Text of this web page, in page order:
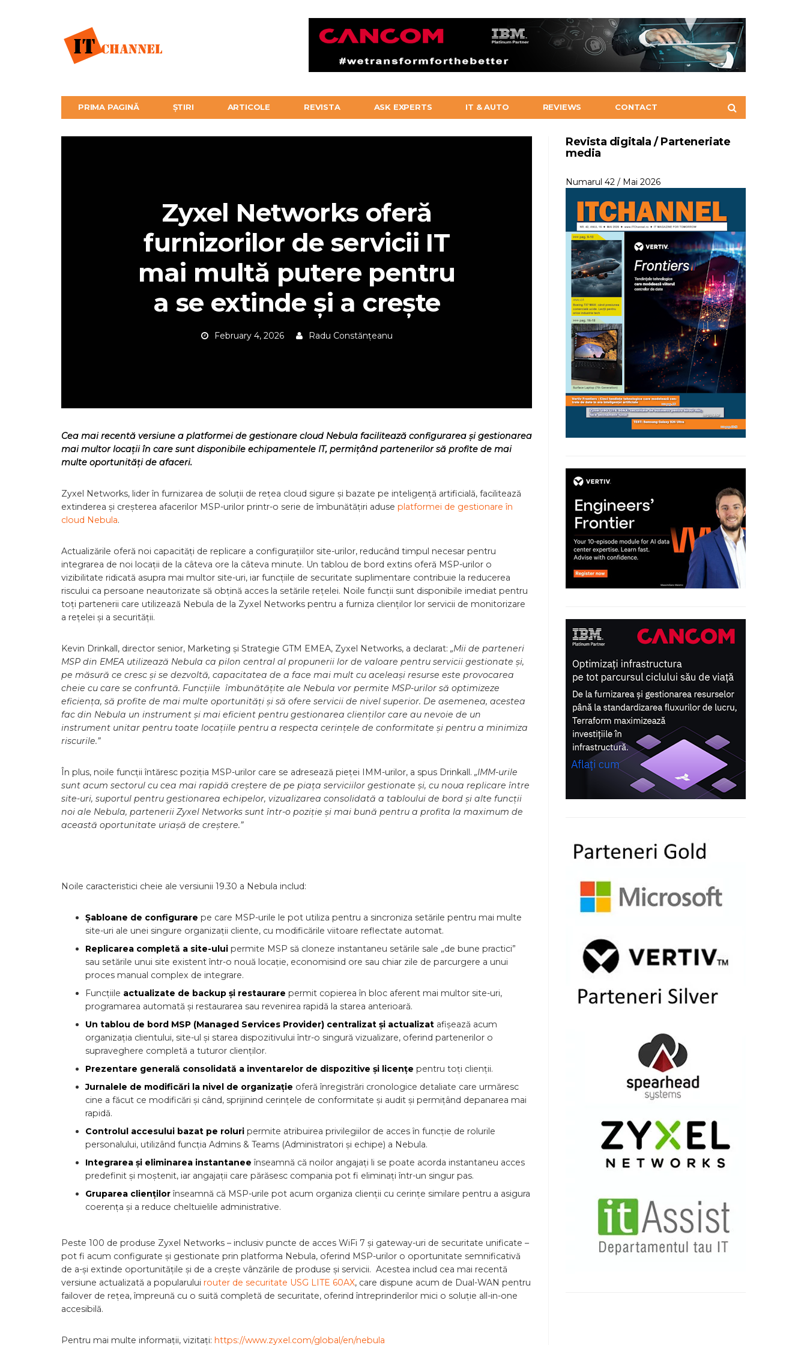
PRIMA PAGINĂ ȘTIRI ARTICOLE REVISTA ASK EXPERTS IT & AUTO REVIEWS CONTACT
Zyxel Networks oferă
furnizorilor de servicii IT
mai multă putere pentru
a se extinde și a crește
February 4, 2026 Radu Constănțeanu
Cea mai recentă versiune a platformei de gestionare cloud Nebula facilitează configurarea și gestionarea
mai multor locațiiîn care sunt disponibile echipamentele IT, permițând partenerilor să profite de mai
multe oportunități de afaceri.
Zyxel Networks, lider în furnizarea de soluții de rețea cloud sigure și bazate pe inteligență artificială, facilitează
extinderea și creșterea afacerilor MSP-urilor printr-o serie de îmbunătățiri aduse platformei de gestionare în
cloud Nebula.
Actualizările oferă noi capacități de replicare a configurațiilor site-urilor, reducând timpul necesar pentru
integrarea de noi locații de la câteva ore la câteva minute. Un tablou de bord extins oferă MSP-urilor o
vizibilitate ridicată asupra mai multor site-uri, iar funcțiile de securitate suplimentare contribuie la reducerea
riscului ca persoane neautorizate să obțină acces la setările rețelei. Noile funcții sunt disponibile imediat pentru
toți partenerii care utilizează Nebula de la Zyxel Networks pentru a furniza clienților lor servicii de monitorizare
a rețelei și a securității.
Kevin Drinkall, director senior, Marketing și Strategie GTM EMEA, Zyxel Networks, a declarat: „Mii de parteneri
MSP din EMEA utilizează Nebula ca pilon central al propunerii lor de valoare pentru servicii gestionate și,
pe măsură ce cresc și se dezvoltă, capacitatea de a face mai mult cu aceleași resurse este provocarea
cheie cu care se confruntă. Funcțiile îmbunătățite ale Nebula vor permite MSP-urilor să optimizeze
eficiența, să profite de mai multe oportunități și să ofere servicii de nivel superior. De asemenea, acestea
fac din Nebula un instrument și mai eficient pentru gestionarea clienților care au nevoie de un
instrument unitar pentru toate locațiile pentru a respecta cerințele de conformitate și pentru a minimiza
riscurile.”
În plus, noile funcții întăresc poziția MSP-urilor care se adresează pieței IMM-urilor, a spus Drinkall. „IMM-urile
sunt acum sectorul cu cea mai rapidă creștere de pe piața serviciilor gestionate și, cu noua replicare între
site-uri, suportul pentru gestionarea echipelor, vizualizarea consolidată a tabloului de bord și alte funcții
noi ale Nebula, partenerii Zyxel Networks sunt într-o poziție și mai bună pentru a profita la maximum de
această oportunitate uriașă de creștere.”
Noile caracteristici cheie ale versiunii 19.30 a Nebula includ:
Șabloane de configurare pe care MSP-urile le pot utiliza pentru a sincroniza setările pentru mai multe
site-uri ale unei singure organizații cliente, cu modificările viitoare reflectate automat.
Replicarea completă a site-ului permite MSP să cloneze instantaneu setările sale „de bune practici”
sau setările unui site existent într-o nouă locație, economisind ore sau chiar zile de parcurgere a unui
proces manual complex de integrare.
Funcțiile actualizate de backup și restaurare permit copierea în bloc aferent mai multor site-uri,
programarea automată și restaurarea sau revenirea rapidă la starea anterioară.
Un tablou de bord MSP (Managed Services Provider) centralizat și actualizat afișează acum
organizația clientului, site-ul și starea dispozitivului într-o singură vizualizare, oferind partenerilor o
supraveghere completă a tuturor clienților.
Prezentare generală consolidată a inventarelor de dispozitive și licențe pentru toți clienții.
Jurnalele de modificări la nivel de organizație oferă înregistrări cronologice detaliate care urmăresc
cine a făcut ce modificări și când, sprijinind cerințele de conformitate și audit și permițând depanarea mai
rapidă.
Controlul accesului bazat pe roluri permite atribuirea privilegiilor de acces în funcție de rolurile
personalului, utilizând funcția Admins & Teams (Administratori și echipe) a Nebula.
Integrarea și eliminarea instantaneeînseamnă că noilor angajați li se poate acorda instantaneu acces
predefinit și moștenit, iar angajații care părăsesc compania pot fi eliminați într-un singur pas.
Gruparea cliențilorînseamnă că MSP-urile pot acum organiza clienții cu cerințe similare pentru a asigura
coerența și a reduce cheltuielile administrative.
Peste 100 de produse Zyxel Networks – inclusiv puncte de acces WiFi 7 și gateway-uri de securitate unificate –
pot fi acum configurate și gestionate prin platforma Nebula, oferind MSP-urilor o oportunitate semnificativă
de a-și extinde oportunitățile și de a crește vânzările de produse și servicii. Acestea includ cea mai recentă
versiune actualizată a popularului router de securitate USG LITE 60AX, care dispune acum de Dual-WAN pentru
failover de rețea, împreună cu o suită completă de securitate, oferind întreprinderilor mici o soluție all-in-one
accesibilă.
Pentru mai multe informații, vizitați: https://www.zyxel.com/global/en/nebula
Revista digitala / Parteneriate
media
Numarul 42 / Mai 2026